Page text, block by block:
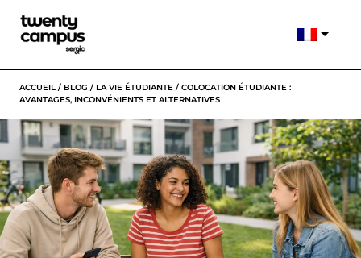
ACCUEIL / BLOG / LA VIE ÉTUDIANTE / COLOCATION ÉTUDIANTE :
AVANTAGES, INCONVÉNIENTS ET ALTERNATIVES